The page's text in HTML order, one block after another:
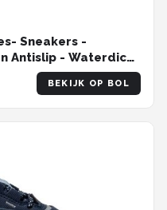
Sneakers -
Antislip - Waterdicht
BEKIJK OP BOL